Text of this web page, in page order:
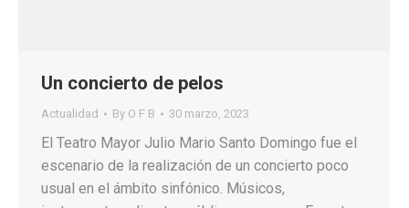
Un concierto de pelos
Actualidad By O F B 30 marzo, 2023
El Teatro Mayor Julio Mario Santo Domingo fue el
escenario de la realización de un concierto poco
usual en el ámbito sinfónico. Músicos,